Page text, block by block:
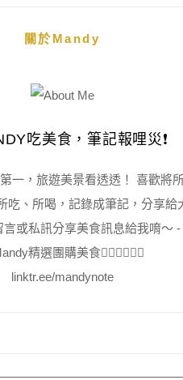
關於Mandy
吃美食，筆記報哩災❗️
一，旅遊美景看透透！ 喜歡將
吃、所喝，記錄成筆記，分享給
言或私訊分享美食訊息給我唷～ -
精選團購美食👇🏻👇🏻👇🏻
linktr.ee/mandynote